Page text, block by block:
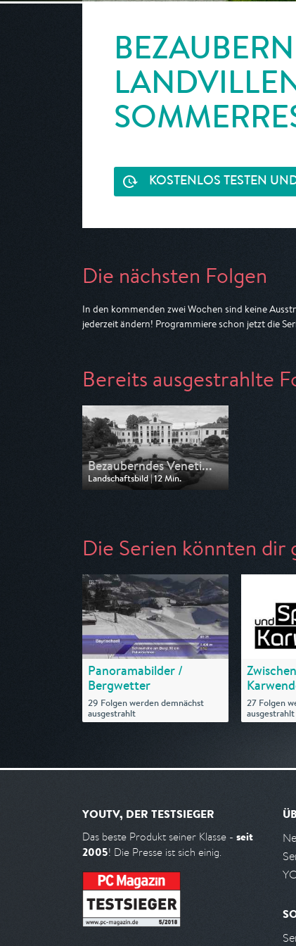
KOSTENLOS TESTEN
Die nächsten Folgen
In den kommenden zwei Wochen sind keine
jederzeit ändern! Programmiere schon jetzt die
Bereits ausgestrahlte
Bezauberndes Veneti...
Landschaftsbild | 12 Min.
Ausgestrahlt von 3sat
Die Serien könnten dir
Panoramabilder /
Bergwetter
29 Folgen werden demnächst
ausgestrahlt
27 Folgen
ausgestrahlt
YOUTV, DER TESTSIEGER
Das beste Produkt seiner Klasse - seit
2005! Die Presse ist sich einig.